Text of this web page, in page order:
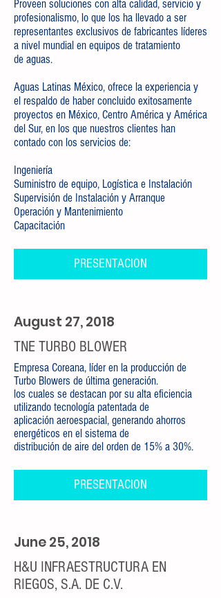
Proveen soluciones con alta calidad, servicio y
profesionalismo, lo que los ha llevado a ser
representantes exclusivos de fabricantes líderes
a nivel mundial en equipos de tratamiento
de aguas.
Aguas Latinas México, ofrece la experiencia y
el respaldo de haber concluido exitosamente
proyectos en México, Centro América y América
del Sur, en los que nuestros clientes han
contado con los servicios de:
Ingeniería
Suministro de equipo, Logística e Instalación
Supervisión de Instalación y Arranque
Operación y Mantenimiento
Capacitación
PRESENTACION
August 27, 2018
TNE TURBO BLOWER
Empresa Coreana, líder en la producción de
Turbo Blowers de última generación.
los cuales se destacan por su alta eficiencia
utilizando tecnología patentada de
aplicación aeroespacial, generando ahorros
energéticos en el sistema de
distribución de aire del orden de 15% a 30%.
PRESENTACION
June 25, 2018
H&U INFRAESTRUCTURA EN
RIEGOS, S.A. DE C.V.